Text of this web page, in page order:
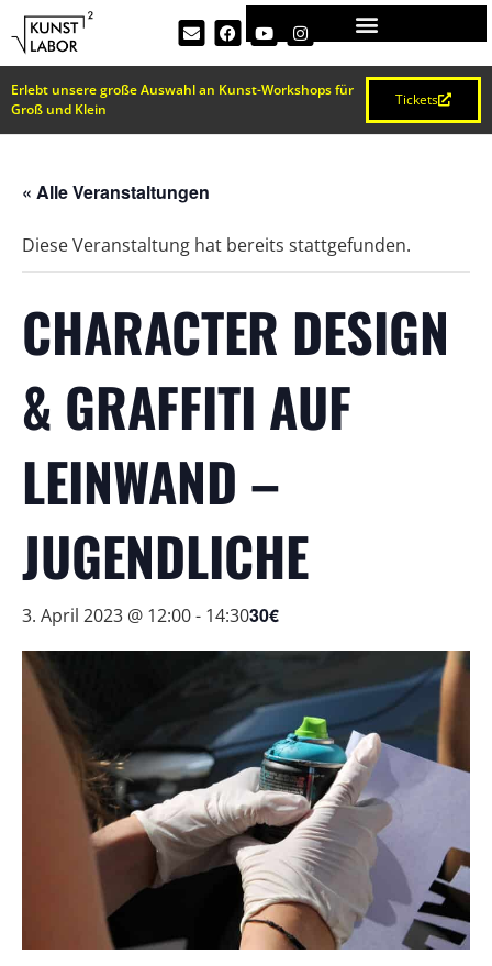
Erlebt unsere große Auswahl an Kunst-Workshops für
Groß und Klein
Tickets
« Alle Veranstaltungen
Diese Veranstaltung hat bereits stattgefunden.
CHARACTER DESIGN
& GRAFFITI AUF
LEINWAND –
JUGENDLICHE
3. April 2023 @ 12:00- 14:3030€